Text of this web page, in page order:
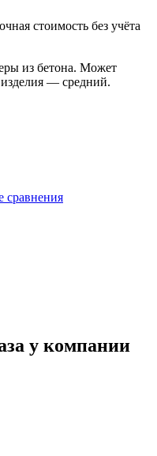
стоимость без учёта
из бетона. Может
— средний.
сравнения
у компании